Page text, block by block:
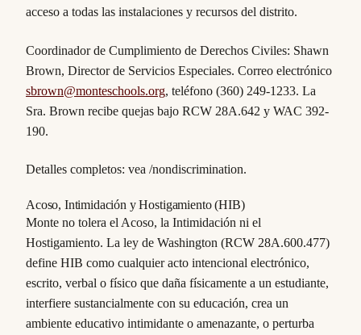
acceso a todas las instalaciones y recursos del distrito.
Coordinador de Cumplimiento de Derechos Civiles: Shawn
Brown, Director de Servicios Especiales. Correo electrónico
sbrown@monteschools.org, teléfono (360) 249-1233. La
Sra. Brown recibe quejas bajo RCW 28A.642 y WAC 392-
190.
Detalles completos: vea /nondiscrimination.
Acoso, Intimidación y Hostigamiento (HIB)
Monte no tolera el Acoso, la Intimidación ni el
Hostigamiento. La ley de Washington (RCW 28A.600.477)
define HIB como cualquier acto intencional electrónico,
escrito, verbal o físico que daña físicamente a un estudiante,
interfiere sustancialmente con su educación, crea un
ambiente educativo intimidante o amenazante, o perturba